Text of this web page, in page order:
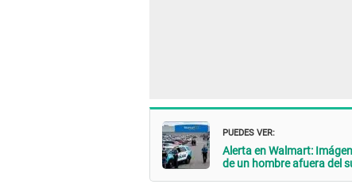
PUEDES VER:
Alerta en Walmart:
de un hombre afuera del